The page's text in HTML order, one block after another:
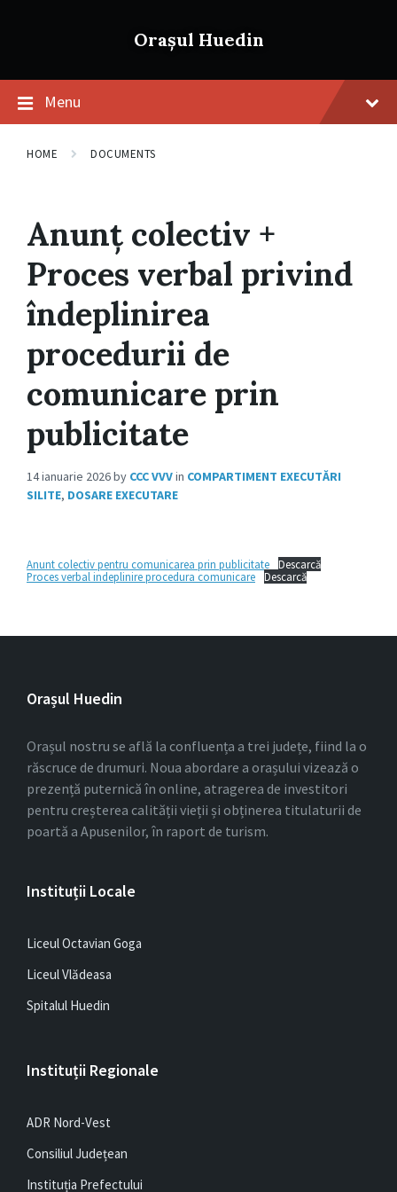
Orașul Huedin
Menu
HOME DOCUMENTS
Anunț colectiv +
Proces verbal privind
îndeplinirea
procedurii de
comunicare prin
publicitate
14 ianuarie 2026by CCC VVVin COMPARTIMENT EXECUTĂRI
SILITE, DOSARE EXECUTARE
Anunt colectiv pentru comunicarea prin publicitate
Descarcă
Proces verbal indeplinire procedura comunicare
Descarcă
Orașul Huedin
Orașul nostru se află la confluența a trei județe, fiind la o
răscruce de drumuri. Noua abordare a orașului vizează o
prezență puternică în online, atragerea de investitori
pentru creșterea calității vieții și obținerea titulaturii de
poartă a Apusenilor, în raport de turism.
Instituții Locale
Liceul Octavian Goga
Liceul Vlădeasa
Spitalul Huedin
Instituții Regionale
ADR Nord-Vest
Consiliul Județean
Instituția Prefectului